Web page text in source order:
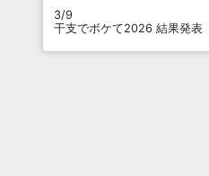
3/9
干支でボケて2026 結果発表